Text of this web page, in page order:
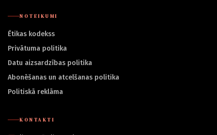
NOTEIKUMI
Ētikas kodekss
Privātuma politika
Datu aizsardzības politika
Abonēšanas un atcelšanas politika
Politiskā reklāma
KONTAKTI